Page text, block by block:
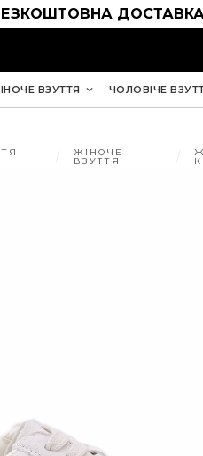
ВЗУТТЯ ЧОЛОВІЧЕ
ЖІНОЧЕ
ВЗУТТЯ